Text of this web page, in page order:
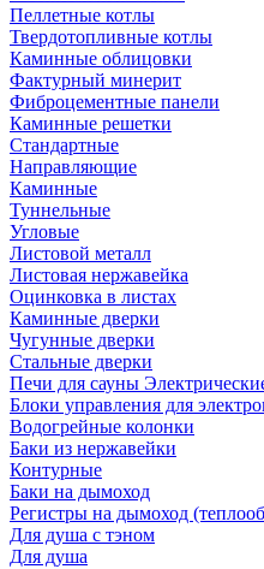
Пеллетные котлы
Твердотопливные котлы
Каминные облицовки
Фактурный минерит
Фиброцементные панели
Каминные решетки
Стандартные
Направляющие
Каминные
Туннельные
Угловые
Листовой металл
Листовая нержавейка
Оцинковка в листах
Каминные дверки
Чугунные дверки
Стальные дверки
Печи для сауны
Блоки управления для
Водогрейные колонки
Баки из нержавейки
Контурные
Баки на дымоход
Регистры на дымоход
Для душа с тэном
Для душа